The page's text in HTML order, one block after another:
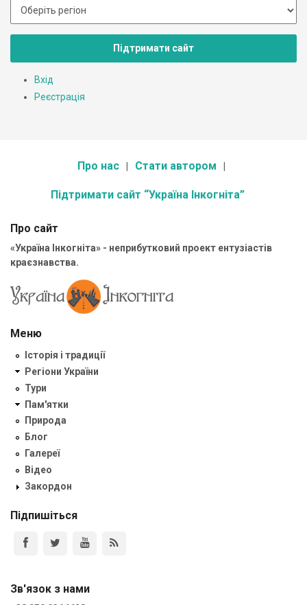
Підтримати сайт
Вхід
Реєстрація
Про нас Стати автором
Підтримати сайт “Україна Інкогніта”
Про сайт
«Україна Інкогніта» - неприбутковий проект ентузіастів
краєзнавства.
Меню
Історія і традиції
Регіони України
Тури
Пам'ятки
Природа
Блог
Галереї
Відео
Закордон
Підпишіться
Зв'язок з нами